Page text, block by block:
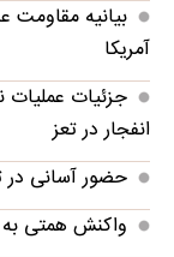
بیانیه مقاومت
آمریکا
جزئیات عملیات
انفجار در تعز
حضور آسانی در
واکنش همتی به